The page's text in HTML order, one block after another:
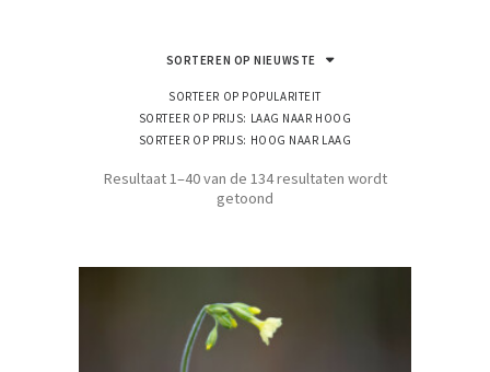
SORTEREN OP NIEUWSTE
SORTEER OP POPULARITEIT
SORTEER OP PRIJS: LAAG NAAR HOOG
SORTEER OP PRIJS: HOOG NAAR LAAG
Resultaat 1–40 van de 134 resultaten wordt
getoond